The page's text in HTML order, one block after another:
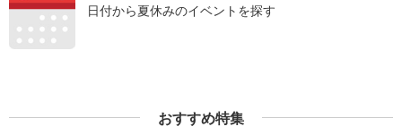
日付から夏休みのイベントを探す
おすすめ特集